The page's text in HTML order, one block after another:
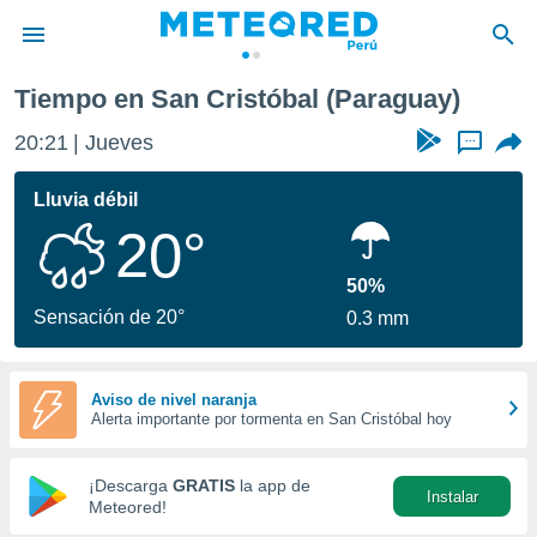
de
ha sido
para
que se
calidad.
a este
las
y
forma
digital
basada
Tiempo en San Cristóbal (Paraguay)
20:21 Jueves ...
Lluvia débil
20°
Sensación de 20°
50%
0.3 mm
Aviso de nivel naranja
Alerta importante por tormenta en San Cristóbal hoy
¡Descarga GRATIS la app de
Meteored!
Instalar